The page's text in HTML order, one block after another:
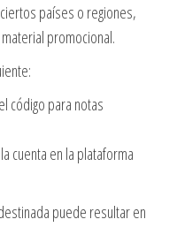
países o regiones,
promocional.
código para notas
cuenta en la plataforma
puede resultar en